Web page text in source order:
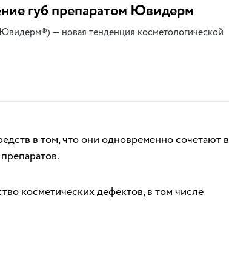
губ препаратом Ювидерм
— новая тенденция косметологической
в том, что они одновременно сочетают в
косметических дефектов, в том числе